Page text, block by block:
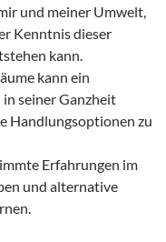
und meiner Umwelt,
Kenntnis dieser
kann.
kann ein
in seiner Ganzheit
Handlungsoptionen zu
Erfahrungen im
und alternative